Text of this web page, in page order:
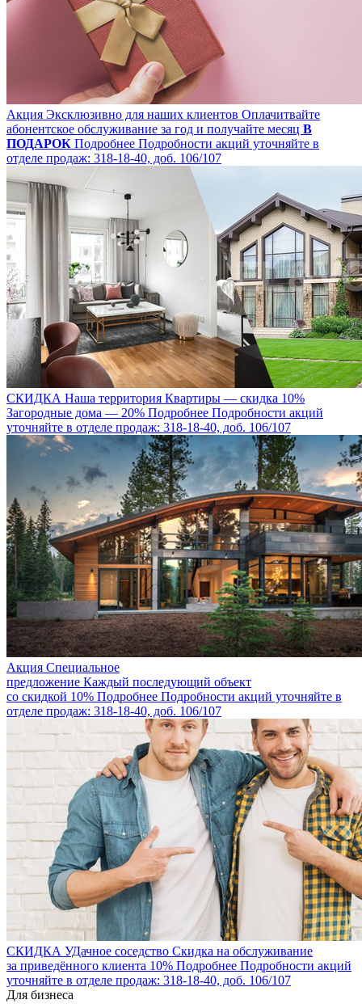
Акция Эксклюзивно для наших клиентов Оплачитвайте
абонентское обслуживание за год и получайте месяц В
ПОДАРОК Подробнее Подробности акций уточняйте в
отделе продаж: 318-18-40, доб. 106/107
СКИДКА Наша территория Квартиры — скидка 10%
Загородные дома — 20% Подробнее Подробности акций
уточняйте в отделе продаж: 318-18-40, доб. 106/107
Акция Специальное
предложение Каждый последующий объект
со скидкой 10% Подробнее Подробности акций уточняйте в
отделе продаж: 318-18-40, доб. 106/107
СКИДКА УДачное соседство Скидка на обслуживание
за приведённого клиента 10% Подробнее Подробности акций
уточняйте в отделе продаж: 318-18-40, доб. 106/107
Для бизнеса